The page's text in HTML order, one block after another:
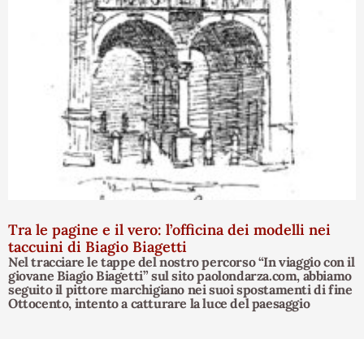
Tra le pagine e il vero: l’officina dei modelli nei
taccuini di Biagio Biagetti
Nel tracciare le tappe del nostro percorso “In viaggio con il
giovane Biagio Biagetti” sul sito paolondarza.com, abbiamo
seguito il pittore marchigiano nei suoi spostamenti di fine
Ottocento, intento a catturare la luce del paesaggio